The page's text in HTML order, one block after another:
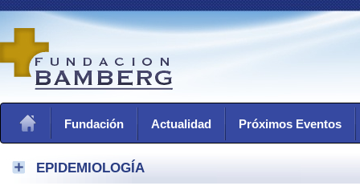
Fundación Actualidad Próximos Eventos
EPIDEMIOLOGÍA